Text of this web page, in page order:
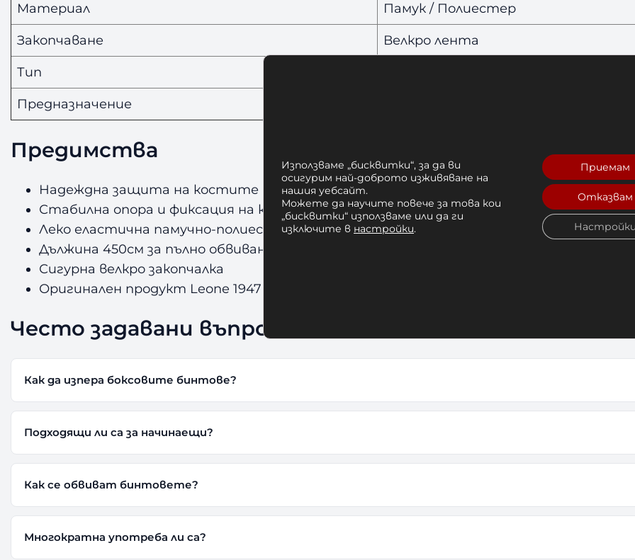
Материал Памук / Полиестер
Закопчаване Велкро лента
Тип
Предназначение
Предимства
Надеждна защита на костите и ставите на ръката
Стабилна опора и фиксация на китката
Леко еластична памучно-полиестерна материя
Дължина 450см за пълно обвиване
Сигурна велкро закопчалка
Оригинален продукт Leone 1947
Често задавани въпроси
Как да изпера боксовите бинтове?
Подходящи ли са за начинаещи?
Как се обвиват бинтовете?
Многократна употреба ли са?
Използваме „бисквитки“, за да ви
осигурим най-доброто изживяване на
нашия уебсайт.
Можете да научите повече за това кои
„бисквитки“ използваме или да ги
изключите в настройки.
Приемам
Отказвам